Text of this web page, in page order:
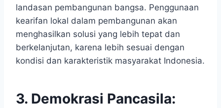
landasan pembangunan bangsa. Penggunaan
kearifan lokal dalam pembangunan akan
menghasilkan solusi yang lebih tepat dan
berkelanjutan, karena lebih sesuai dengan
kondisi dan karakteristik masyarakat Indonesia.
3. Demokrasi Pancasila: